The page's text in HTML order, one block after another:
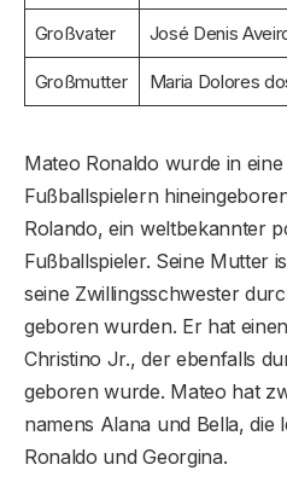
Großvater José Denis
Großmutter Maria Dolores
Mateo Ronaldo wurde in
Fußballspielern
Rolando, ein weltbekannter
Fußballspieler. Seine Mutter
seine Zwillingsschwester
geboren wurden. Er hat
Christino Jr., der ebenfalls
geboren wurde. Mateo hat
namens Alana und Bella, die
Ronaldo und Georgina.